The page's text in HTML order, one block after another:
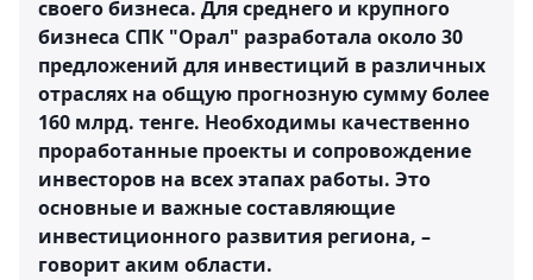
своего бизнеса. Для среднего и крупного
бизнеса СПК "Орал" разработала около 30
предложений для инвестиций в различных
отраслях на общую прогнозную сумму более
160 млрд. тенге. Необходимы качественно
проработанные проекты и сопровождение
инвесторов на всех этапах работы. Это
основные и важные составляющие
инвестиционного развития региона, –
говорит аким области.